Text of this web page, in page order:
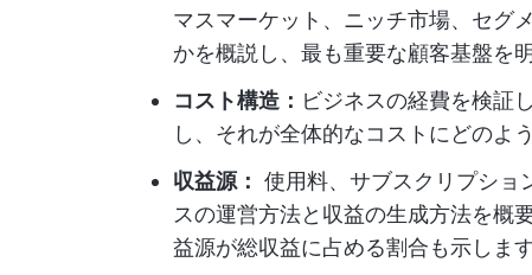
マスマーケット、ニッチ市場、セグ
かを概説し、最も重要な顧客基盤を
コスト構造： ビジネスの経費を検証
し、それが全体的なコストにどのよ
収益源： 使用料、サブスクリプショ
スの運営方法と収益の生成方法を概
益源が総収益に占める割合も示します